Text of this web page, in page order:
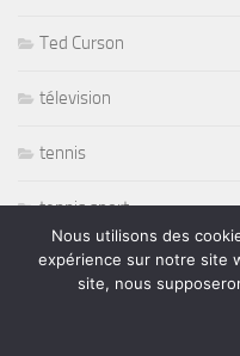
Ted Curson
télevision
tennis
tennis sport
The Japonese Pop Stars
Nous utilisons des
expérience sur notre site
site, nous